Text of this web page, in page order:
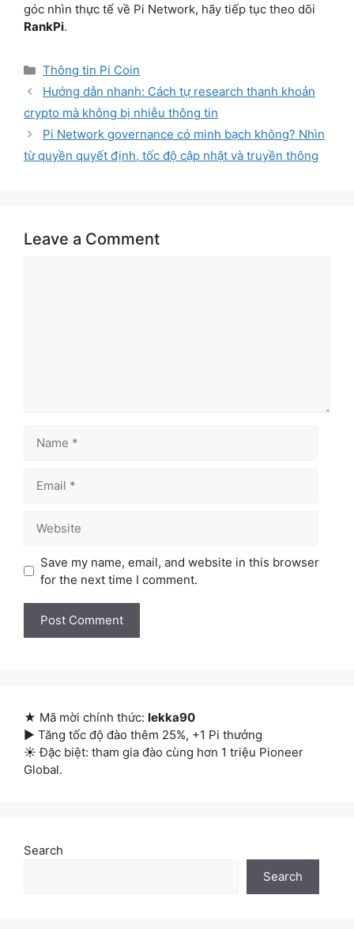
góc nhìn thực tế về Pi Network, hãy tiếp tục theo dõi
RankPi.
Categories
Thông tin Pi Coin
Hướng dẫn nhanh: Cách tự research thanh khoản
crypto mà không bị nhiễu thông tin
Pi Network governance có minh bạch không? Nhìn
từ quyền quyết định, tốc độ cập nhật và truyền thông
Leave a Comment
Save my name, email, and website in this browser
for the next time I comment.
★ Mã mời chính thức: lekka90
▶ Tăng tốc độ đào thêm 25%, +1 Pi thưởng
☀ Đặc biệt: tham gia đào cùng hơn 1 triệu Pioneer
Global.
Search
Search